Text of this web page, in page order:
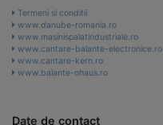
Termeni si conditii
www.danube-romania.ro
www.masinispalatindustriale.ro
www.cantare-balante-electronice.ro
www.cantare-kern.ro
www.balante-ohaus.ro
Date de contact